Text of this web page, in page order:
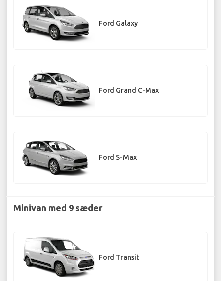
Ford Galaxy
Ford Grand C-Max
Ford S-Max
Minivan med 9 sæder
Ford Transit